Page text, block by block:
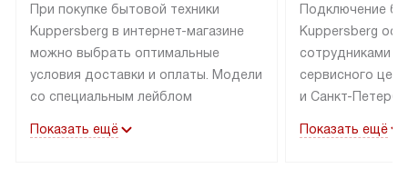
При покупке бытовой техники
Kuppersberg в интернет-магазине
можно выбрать оптимальные
условия доставки и оплаты. Модели
со специальным лейблом
в пределах МКАД до подъезда,
Показать ещё
Подключение
Kuppersberg
сотрудниками
сервисного
и Санкт-
подключается к
Показать ещё